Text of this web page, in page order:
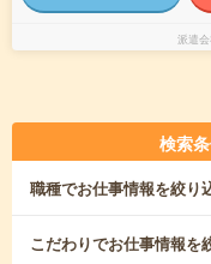
派遣会
検索
職種でお仕事情報を絞り
こだわりでお仕事情報を